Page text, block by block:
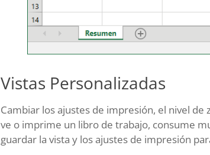
Vistas Personalizadas
Cambiar los ajustes de impresión, el nivel de
ve o imprime un libro de trabajo, consume
guardar la vista y los ajustes de impresión